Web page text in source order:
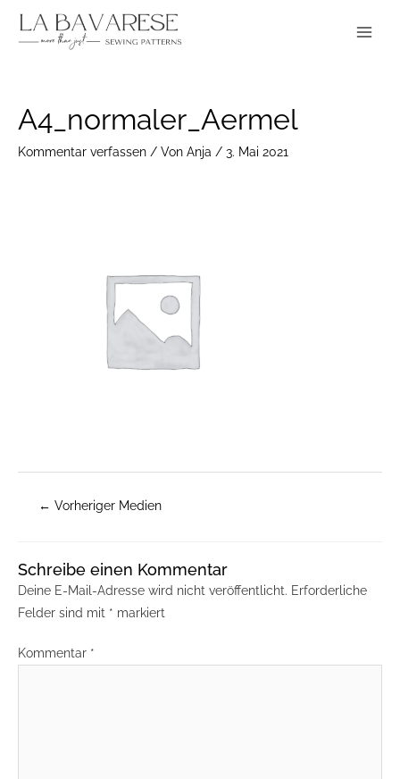
Inhalt
A4_normaler_Aermel
Kommentar verfassen / Von Anja / 3. Mai 2021
navigation
← Vorheriger Medien
Schreibe einen Kommentar
Deine E-Mail-Adresse wird nicht veröffentlicht. Erforderliche
Felder sind mit * markiert
Kommentar *